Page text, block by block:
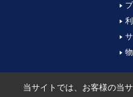
当サイトでは、お客様の当